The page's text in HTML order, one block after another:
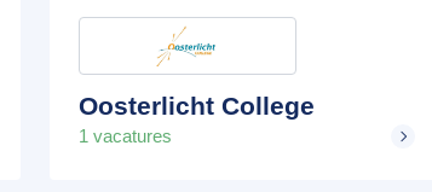
Oosterlicht College
1 vacatures